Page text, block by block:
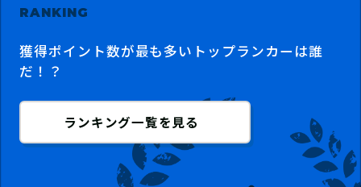
RANKING
獲得ポイント数が最も多いトップランカーは誰
だ！？
ランキング一覧を見る